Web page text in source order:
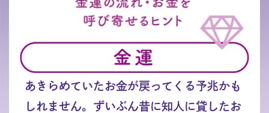
あきらめていたお金が戻ってくる予兆かも
しれません。ずいぶん昔に知人に貸したお